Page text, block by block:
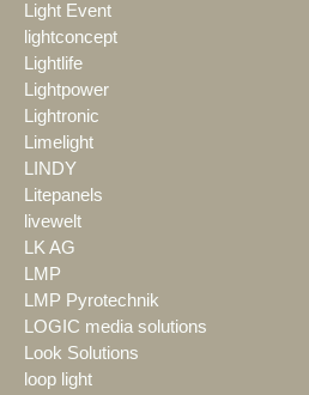
Light Event
lightconcept
Lightlife
Lightpower
Lightronic
Limelight
LINDY
Litepanels
livewelt
LK AG
LMP
LMP Pyrotechnik
LOGIC media solutions
Look Solutions
loop light